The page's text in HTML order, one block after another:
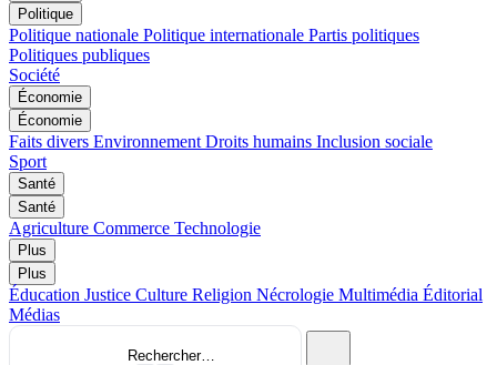
Politique
Politique nationale Politique internationale Partis politiques
Politiques publiques
Société
Économie
Économie
Faits divers Environnement Droits humains Inclusion sociale
Sport
Santé
Santé
Agriculture Commerce Technologie
Plus
Plus
Éducation Justice Culture Religion Nécrologie Multimédia Éditorial
Médias
Rechercher…